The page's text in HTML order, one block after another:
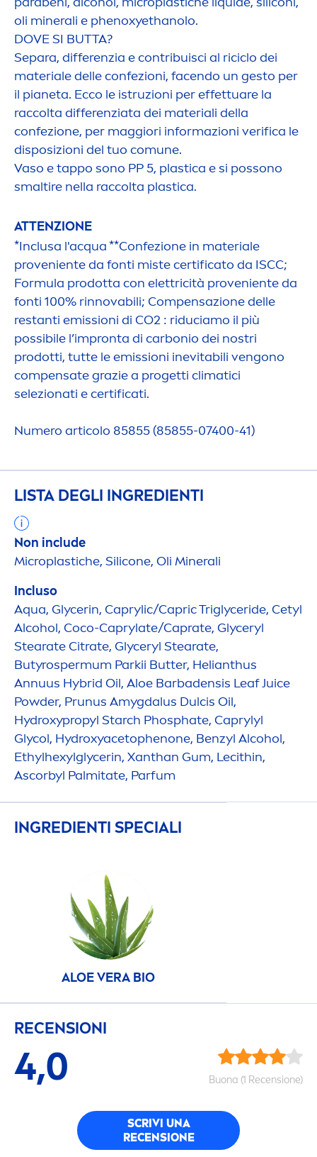
oli minerali e phenoxyethanolo.
DOVE SI BUTTA?
Separa, differenzia e contribuisci al riciclo dei
materiale delle confezioni, facendo un gesto per
il pianeta. Ecco le istruzioni per effettuare la
raccolta differenziata dei materiali della
confezione, per maggiori informazioni verifica le
disposizioni del tuo comune.
Vaso e tappo sono PP 5, plastica e si possono
smaltire nella raccolta plastica.
ATTENZIONE
*Inclusa l'acqua **Confezione in materiale
proveniente da fonti miste certificato da ISCC;
Formula prodotta con elettricità proveniente da
fonti 100% rinnovabili; Compensazione delle
restanti emissioni di CO2 : riduciamo il più
possibile l’impronta di carbonio dei nostri
prodotti, tutte le emissioni inevitabili vengono
compensate grazie a progetti climatici
selezionati e certificati.
Numero articolo 85855 (85855-07400-41)
LISTA DEGLI INGREDIENTI
Non include
Microplastiche, Silicone, Oli Minerali
Incluso
Aqua, Glycerin, Caprylic/Capric Triglyceride, Cetyl
Alcohol, Coco-Caprylate/Caprate, Glyceryl
Stearate Citrate, Glyceryl Stearate,
Butyrospermum Parkii Butter, Helianthus
Annuus Hybrid Oil, Aloe Barbadensis Leaf Juice
Powder, Prunus Amygdalus Dulcis Oil,
Hydroxypropyl Starch Phosphate, Caprylyl
Glycol, Hydroxyacetophenone, Benzyl Alcohol,
Ethylhexylglycerin, Xanthan Gum, Lecithin,
Ascorbyl Palmitate, Parfum
INGREDIENTI SPECIALI
ALOE VERA BIO
RECENSIONI
4,0 Buona (1 Recensione)
SCRIVI UNA
RECENSIONE